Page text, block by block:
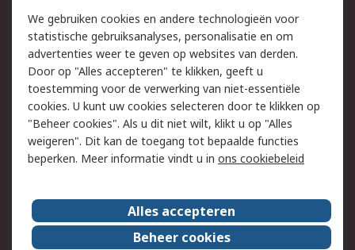
Track & Trace
Wettelijk
Cookiebeleid
Email veiligheid
Privacybeleid
Websitevoorwaarden
Algemene
verkoopvoorwaarden
Over RS
RS Group
Over ons
We gebruiken cookies en andere technologieën voor
statistische gebruiksanalyses, personalisatie en om
advertenties weer te geven op websites van derden.
Door op "Alles accepteren" te klikken, geeft u
toestemming voor de verwerking van niet-essentiële
cookies. U kunt uw cookies selecteren door te klikken op
"Beheer cookies". Als u dit niet wilt, klikt u op "Alles
weigeren". Dit kan de toegang tot bepaalde functies
beperken. Meer informatie vindt u in ons cookiebeleid
Alles accepteren
Beheer cookies